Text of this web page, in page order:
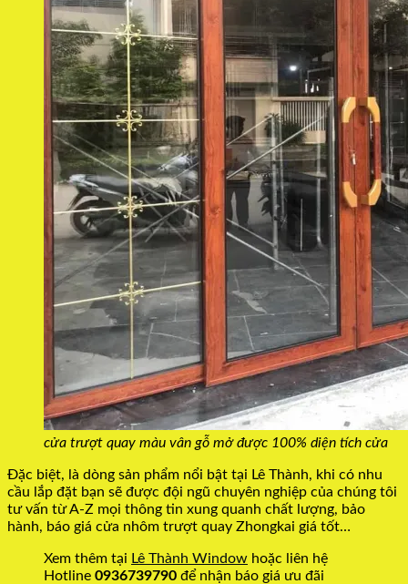
cửa trượt quay màu vân gỗ mở được 100% diện tích cửa
Đặc biệt, là dòng sản phẩm nổi bật tại Lê Thành, khi có nhu
cầu lắp đặt bạn sẽ được đội ngũ chuyên nghiệp của chúng tôi
tư vấn từ A-Z mọi thông tin xung quanh chất lượng, bảo
hành, báo giá cửa nhôm trượt quay Zhongkai giá tốt…
Xem thêm tại Lê Thành Window hoặc liên hệ
Hotline 0936739790 để nhận báo giá ưu đãi